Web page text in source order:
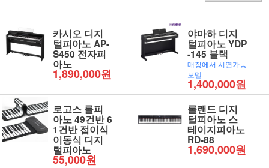
카시오 디지
털피아노 AP-
S450 전자피
아노
1,890,000원
야마하 디지
털피아노 YDP
-145 블랙
매장에서 시연가능
모델
1,400,000원
로고스 롤피
아노 49건반 6
1건반 접이식
이동식 디지
털피아노
55,000원
롤랜드 디지
털피아노 스
테이지피아노
RD-88
1,690,000원